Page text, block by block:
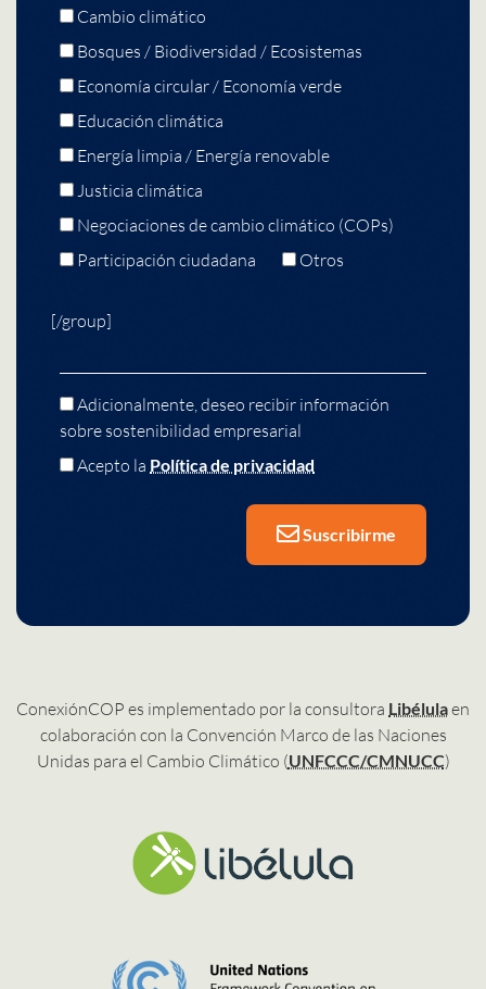
Cambio climático
Bosques / Biodiversidad / Ecosistemas
Economía circular / Economía verde
Educación climática
Energía limpia / Energía renovable
Justicia climática
Negociaciones de cambio climático (COPs)
Participación ciudadana
Otros
[/group]
Adicionalmente, deseo recibir información
sobre sostenibilidad empresarial
Acepto la Política de privacidad
Suscribirme
ConexiónCOP es implementado por la consultora Libélulaen
colaboración con la Convención Marco de las Naciones
Unidas para el Cambio Climático (UNFCCC/CMNUCC)